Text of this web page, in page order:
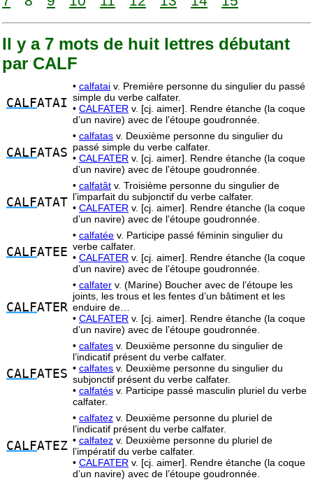
Il y a 7 mots de huit lettres débutant
par CALF
CALFATAI
• calfatai v. Première personne du singulier du passé
simple du verbe calfater.
• CALFATER v. [cj. aimer]. Rendre étanche (la coque
d’un navire) avec de l’étoupe goudronnée.
CALFATAS
• calfatas v. Deuxième personne du singulier du
passé simple du verbe calfater.
• CALFATER v. [cj. aimer]. Rendre étanche (la coque
d’un navire) avec de l’étoupe goudronnée.
CALFATAT
• calfatât v. Troisième personne du singulier de
l’imparfait du subjonctif du verbe calfater.
• CALFATER v. [cj. aimer]. Rendre étanche (la coque
d’un navire) avec de l’étoupe goudronnée.
CALFATEE
• calfatée v. Participe passé féminin singulier du
verbe calfater.
• CALFATER v. [cj. aimer]. Rendre étanche (la coque
d’un navire) avec de l’étoupe goudronnée.
CALFATER
• calfater v. (Marine) Boucher avec de l’étoupe les
joints, les trous et les fentes d’un bâtiment et les
enduire de…
• CALFATER v. [cj. aimer]. Rendre étanche (la coque
d’un navire) avec de l’étoupe goudronnée.
CALFATES
• calfates v. Deuxième personne du singulier de
l’indicatif présent du verbe calfater.
• calfates v. Deuxième personne du singulier du
subjonctif présent du verbe calfater.
• calfatés v. Participe passé masculin pluriel du verbe
calfater.
CALFATEZ
• calfatez v. Deuxième personne du pluriel de
l’indicatif présent du verbe calfater.
• calfatez v. Deuxième personne du pluriel de
l’impératif du verbe calfater.
• CALFATER v. [cj. aimer]. Rendre étanche (la coque
d’un navire) avec de l’étoupe goudronnée.